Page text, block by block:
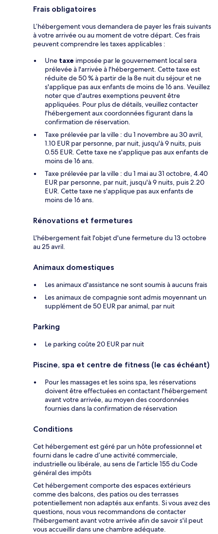
Frais obligatoires
L’hébergement vous demandera de payer les frais suivants
à votre arrivée ou au moment de votre départ. Ces frais
peuvent comprendre les taxes applicables :
Une taxe imposée par le gouvernement local sera
prélevée à l'arrivée à l'hébergement. Cette taxe est
réduite de 50 % à partir de la 8e nuit du séjour et ne
s'applique pas aux enfants de moins de 16 ans. Veuillez
noter que d'autres exemptions peuvent être
appliquées. Pour plus de détails, veuillez contacter
l'hébergement aux coordonnées figurant dans la
confirmation de réservation.
Taxe prélevée par la ville : du 1 novembre au 30 avril,
1.10 EUR par personne, par nuit, jusqu'à 9 nuits, puis
0.55 EUR. Cette taxe ne s'applique pas aux enfants de
moins de 16 ans.
Taxe prélevée par la ville : du 1 mai au 31 octobre, 4.40
EUR par personne, par nuit, jusqu'à 9 nuits, puis 2.20
EUR. Cette taxe ne s'applique pas aux enfants de
moins de 16 ans.
Rénovations et fermetures
L'hébergement fait l'objet d'une fermeture du 13 octobre
au 25 avril.
Animaux domestiques
Les animaux d'assistance ne sont soumis à aucuns frais
Les animaux de compagnie sont admis moyennant un
supplément de 50 EUR par animal, par nuit
Parking
Le parking coûte 20 EUR par nuit
Piscine, spa et centre de fitness (le cas échéant)
Pour les massages et les soins spa, les réservations
doivent être effectuées en contactant l'hébergement
avant votre arrivée, au moyen des coordonnées
fournies dans la confirmation de réservation
Conditions
Cet hébergement est géré par un hôte professionnel et
fourni dans le cadre d’une activité commerciale,
industrielle ou libérale, au sens de l’article 155 du Code
général des impôts
Cet hébergement comporte des espaces extérieurs
comme des balcons, des patios ou des terrasses
potentiellement non adaptés aux enfants. Si vous avez des
questions, nous vous recommandons de contacter
l'hébergement avant votre arrivée afin de savoir s'il peut
vous accueillir dans une chambre adéquate.